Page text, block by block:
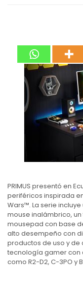
PRIMUS presentó en
periféricos inspirada
Wars™. La serie
mouse inalámbrico,
mousepad con base
alto desempeño con
productos de uso y de
tecnología gamer con
como R2-D2, C-3PO y